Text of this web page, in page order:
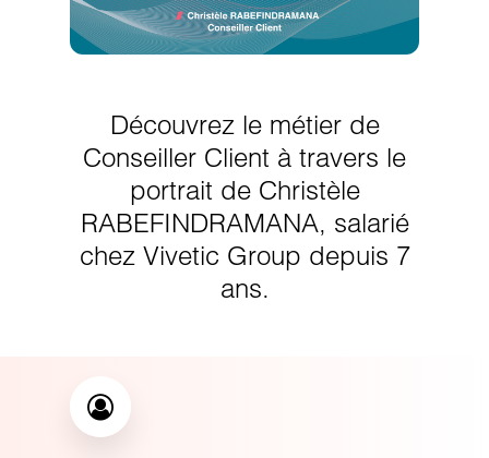
Découvrez le métier de
Conseiller Client à travers le
portrait de Christèle
RABEFINDRAMANA, salarié
chez Vivetic Group depuis 7
ans.